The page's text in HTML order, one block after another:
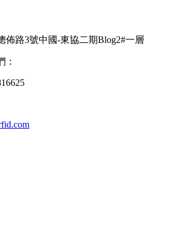
佈路3號中國-東協二期Blog2#一層
：